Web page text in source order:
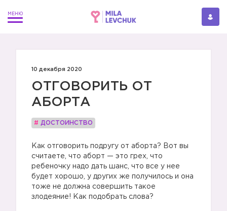
10 декабря 2020
ОТГОВОРИТЬ ОТ
АБОРТА
# ДОСТОИНСТВО
Как отговорить подругу от аборта? Вот вы
считаете, что аборт — это грех, что
ребеночку надо дать шанс, что все у нее
будет хорошо, у других же получилось и она
тоже не должна совершить такое
злодеяние! Как подобрать слова?